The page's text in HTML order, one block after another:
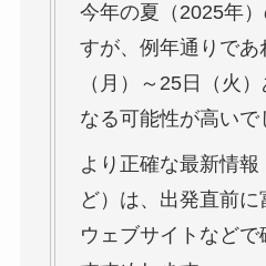
今年の夏（2025年
すが、例年通りであ
（月）～25日（火
なる可能性が高いで
より正確な最新情
ど）は、出発直前
ウェブサイトなど